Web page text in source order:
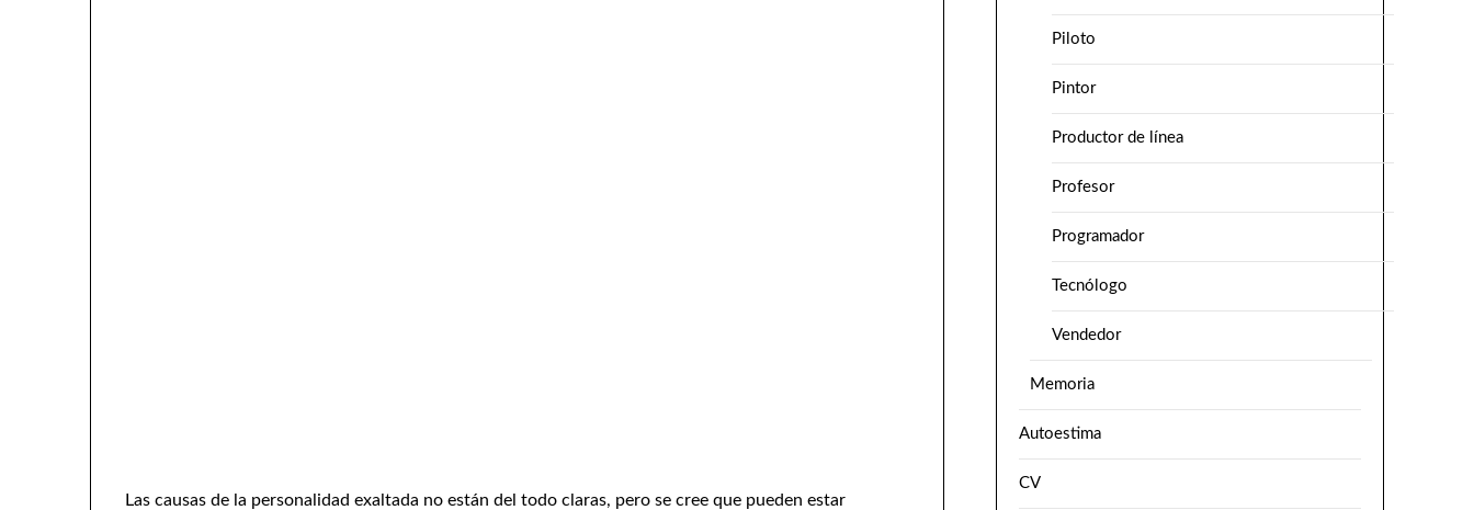
Las causas de la personalidad exaltada no están del todo claras, pero se cree que pueden estar
Piloto
Pintor
Productor de línea
Profesor
Programador
Tecnólogo
Vendedor
Memoria
Autoestima
CV